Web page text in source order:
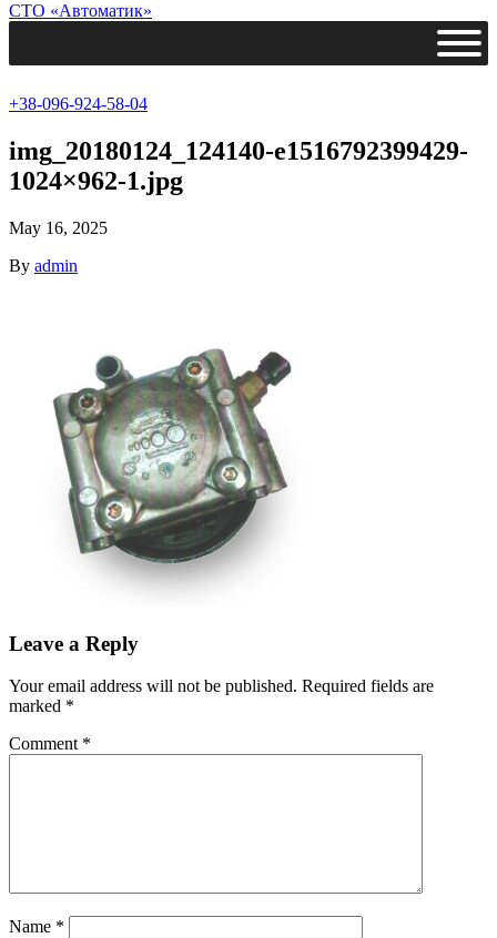
СТО «Автоматик»
+38-096-924-58-04
img_20180124_124140-e1516792399429-
1024×962-1.jpg
May 16, 2025
By admin
Leave a Reply
Your email address will not be published. Required fields are
marked *
Comment *
Name *